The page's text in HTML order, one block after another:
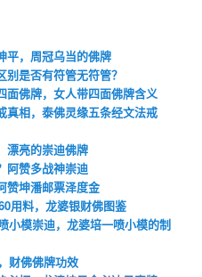
平，周冠乌当的佛牌
是否有符管无符管？
面佛牌，女人带四面佛牌含义
真相，泰佛灵缘五条经文法戒
漂亮的崇迪佛牌
阿赞多战神崇迪
赞坤潘邮票泽度金
用料，龙婆银财佛图鉴
小模崇迪，龙婆培一喷小模的制
财佛佛牌功效